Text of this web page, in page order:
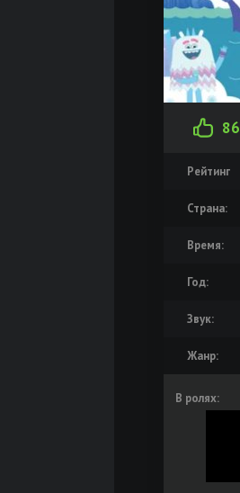
86
Рейтинг
Страна:
Время:
Год:
Звук:
Жанр:
В ролях: